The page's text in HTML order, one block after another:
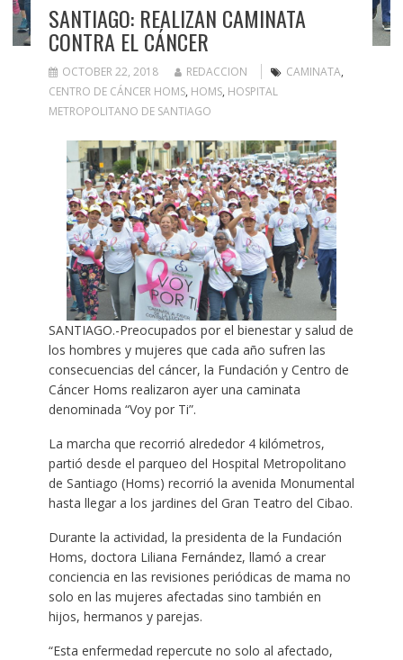
SANTIAGO: REALIZAN CAMINATA
CONTRA EL CÁNCER
OCTOBER 22, 2018 REDACCION CAMINATA,
CENTRO DE CÁNCER HOMS, HOMS, HOSPITAL
METROPOLITANO DE SANTIAGO
SANTIAGO.-Preocupados por el bienestar y salud de
los hombres y mujeres que cada año sufren las
consecuencias del cáncer, la Fundación y Centro de
Cáncer Homs realizaron ayer una caminata
denominada “Voy por Ti”.
La marcha que recorrió alrededor 4 kilómetros,
partió desde el parqueo del Hospital Metropolitano
de Santiago (Homs) recorrió la avenida Monumental
hasta llegar a los jardines del Gran Teatro del Cibao.
Durante la actividad, la presidenta de la Fundación
Homs, doctora Liliana Fernández, llamó a crear
conciencia en las revisiones periódicas de mama no
solo en las mujeres afectadas sino también en
hijos, hermanos y parejas.
“Esta enfermedad repercute no solo al afectado,